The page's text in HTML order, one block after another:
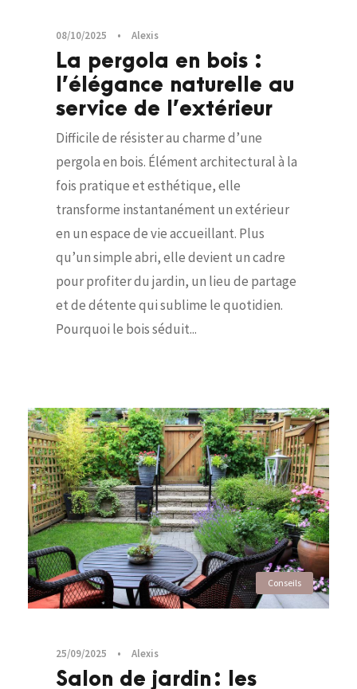
08/10/2025 • Alexis
La pergola en bois :
l’élégance naturelle au
service de l’extérieur
Difficile de résister au charme d’une
pergola en bois. Élément architectural à la
fois pratique et esthétique, elle
transforme instantanément un extérieur
en un espace de vie accueillant. Plus
qu’un simple abri, elle devient un cadre
pour profiter du jardin, un lieu de partage
et de détente qui sublime le quotidien.
Pourquoi le bois séduit...
Conseils
25/09/2025 • Alexis
Salon de jardin : les